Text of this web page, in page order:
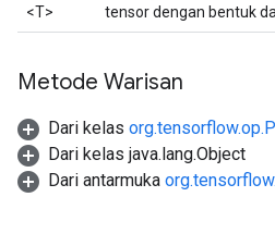
<T>
tensor dengan bentuk
Metode Warisan
Dari kelas
Dari kelas java.lang.Object
Dari antarmuka